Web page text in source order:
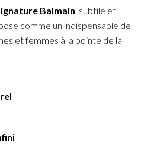
Balmain, subtile et
comme un indispensable de
et femmes à la pointe de la